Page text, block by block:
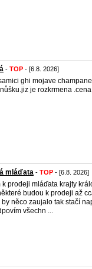
- TOP - [6.8. 2026]
ghi mojave
je rozkrmena
mláďata - TOP - [6.8. 2026]
k prodeji mláďata krajty
budou k prodeji až
něco zaujalo tak stačí
všechn ...